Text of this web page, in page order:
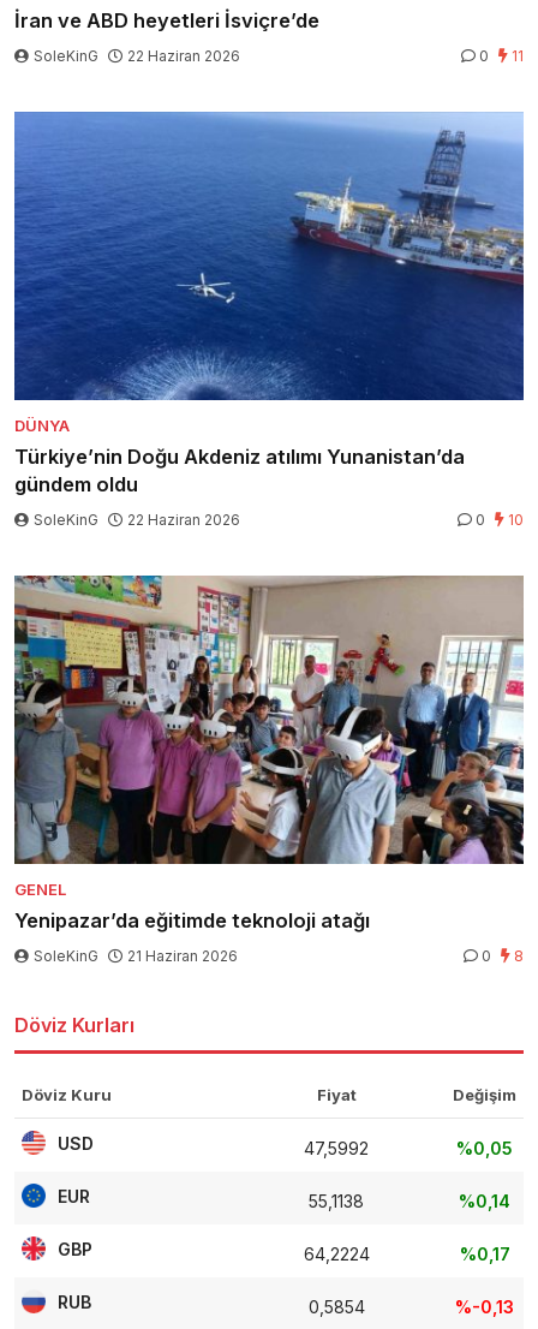
İran ve ABD heyetleri İsviçre’de
SoleKinG 22 Haziran 2026 0 11
DÜNYA
Türkiye’nin Doğu Akdeniz atılımı Yunanistan’da
gündem oldu
SoleKinG 22 Haziran 2026 0 10
GENEL
Yenipazar’da eğitimde teknoloji atağı
SoleKinG 21 Haziran 2026 0 8
Döviz Kurları
Döviz Kuru Fiyat Değişim
USD 47,5992 %0,05
EUR 55,1138 %0,14
GBP 64,2224 %0,17
RUB 0,5854 %-0,13